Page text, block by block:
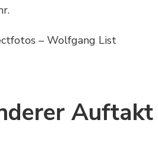
– Wolfgang List
Auftakt